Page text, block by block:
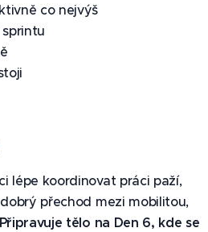
co nejvýš
sprintu
lépe koordinovat práci paží,
přechod mezi mobilitou,
Připravuje tělo na Den 6, kde se